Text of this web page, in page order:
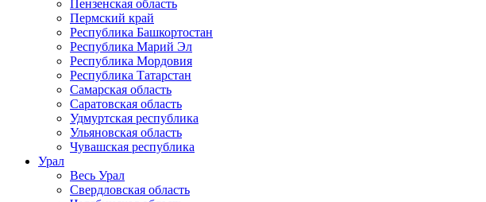
Пензенская область
Пермский край
Республика Башкортостан
Республика Марий Эл
Республика Мордовия
Республика Татарстан
Самарская область
Саратовская область
Удмуртская республика
Ульяновская область
Чувашская республика
Урал
Весь Урал
Свердловская область